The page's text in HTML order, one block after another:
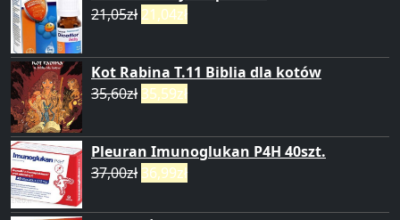
21,05zł 21,04zł
Kot Rabina T.11 Biblia dla kotów
35,60zł 35,59zł
Pleuran Imunoglukan P4H 40szt.
37,00zł 36,99zł